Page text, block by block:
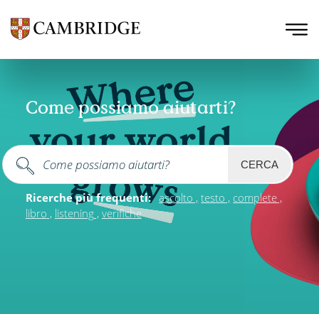
Come possiamo aiutarti?
CERCA
Ricerche più frequenti: ascolto testo
complete
libro
listening verifiche